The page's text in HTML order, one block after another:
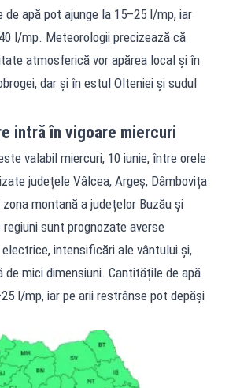
apă pot ajunge la 15–25 l/mp, iar
l/mp. Meteorologii precizează că
atmosferică vor apărea local și în
dar și în estul Olteniei și sudul
intră în vigoare miercuri
valabil miercuri, 10 iunie, între orele
județele Vâlcea, Argeș, Dâmbovița
montană a județelor Buzău și
sunt prognozate averse
intensificări ale vântului și,
de mici dimensiuni. Cantitățile de apă
l/mp, iar pe arii restrânse pot depăși